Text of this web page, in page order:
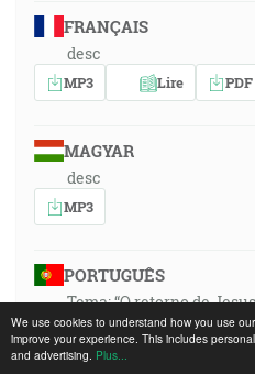
We use cookies to understand how you use
improve your experience. This includes
and advertising. Plus...
FRANÇAIS
desc
MP3 Lire PDF
MAGYAR
desc
MP3
PORTUGUÊS
Tema: “O retorno de
das profecias bíblicas!”
bíblico)